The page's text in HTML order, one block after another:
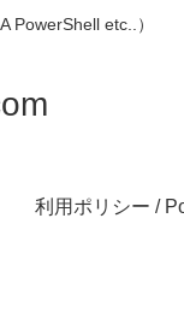
PowerShell etc..）
利用ポリシー /